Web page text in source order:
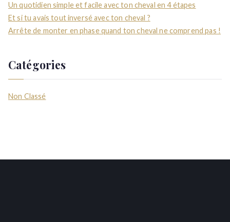
Un quotidien simple et facile avec ton cheval en 4 étapes
Et si tu avais tout inversé avec ton cheval ?
Arrête de monter en phase quand ton cheval ne comprend pas !
Catégories
Non Classé